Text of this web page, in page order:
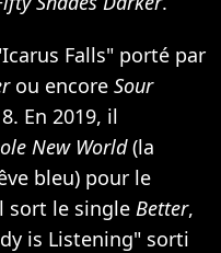
Falls" porté par
ou encore Sour
En 2019, il
New World(la
bleu) pour le
sort le single Better,
is Listening" sorti